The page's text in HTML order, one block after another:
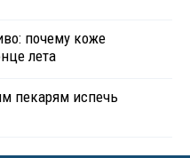
почему коже
лета
пекарям испечь